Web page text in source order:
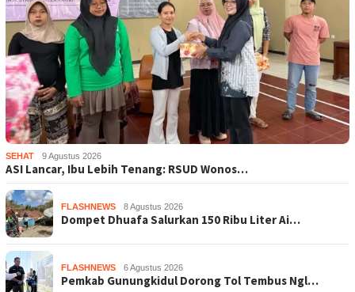
SEHAT 9 Agustus 2026
ASI Lancar, Ibu Lebih Tenang: RSUD Wonos…
FLASHNEWS 8 Agustus 2026
Dompet Dhuafa Salurkan 150 Ribu Liter Ai…
FLASHNEWS 6 Agustus 2026
Pemkab Gunungkidul Dorong Tol Tembus Ngl…